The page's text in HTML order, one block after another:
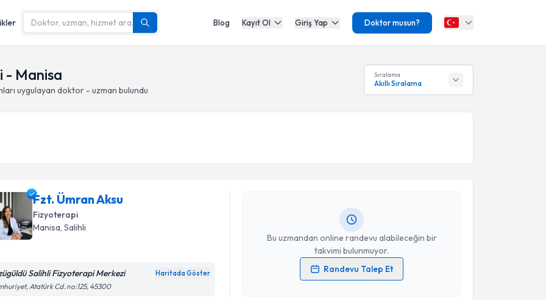
Blog Kayıt Ol Giriş Yap Doktor musun?
- Manisa
uygulayan doktor - uzman bulundu
Sıralama
Akıllı Sıralama
Fzt. Ümran Aksu
Fizyoterapi
Manisa, Salihli
Salihli Fizyoterapi Merkezi Haritada Göster
Atatürk Cd. no:125, 45300
Bu uzmandan online randevu alabileceğin bir
takvimi bulunmuyor.
Randevu Talep Et
Kişisel verilerimin işlenmesine ilişkinAydınlatma Metni